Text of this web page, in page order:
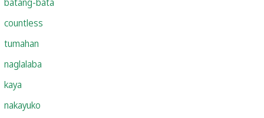
countless
tumahan
naglalaba
kaya
nakayuko